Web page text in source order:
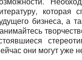
которая
бизнеса, а
они могут уже